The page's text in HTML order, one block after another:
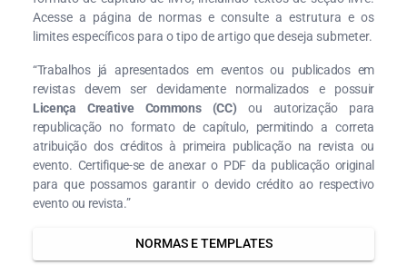
Acesse a página de normas e consulte a estrutura e os
limites específicos para o tipo de artigo que deseja submeter.
“Trabalhos já apresentados em eventos ou publicados em
revistas devem ser devidamente normalizados e possuir
Licença Creative Commons (CC) ou autorização para
republicação no formato de capítulo, permitindo a correta
atribuição dos créditos à primeira publicação na revista ou
evento. Certifique-se de anexar o PDF da publicação original
para que possamos garantir o devido crédito ao respectivo
evento ou revista.”
NORMAS E TEMPLATES